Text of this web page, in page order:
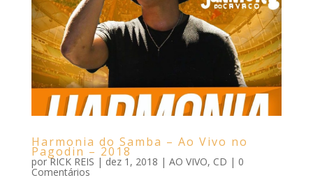
Harmonia do Samba – Ao Vivo no
Pagodin – 2018
porRICK REIS | dez 1, 2018 | AO VIVO, CD | 0
Comentários